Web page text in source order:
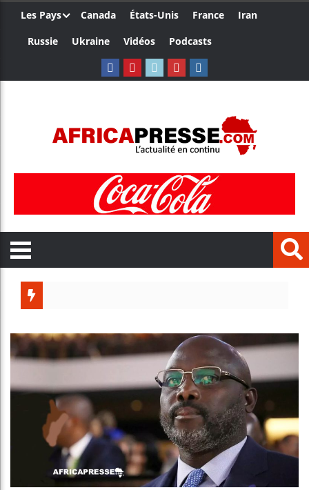
Les Pays Canada États-Unis France
Iran
Russie
Ukraine Vidéos Podcasts